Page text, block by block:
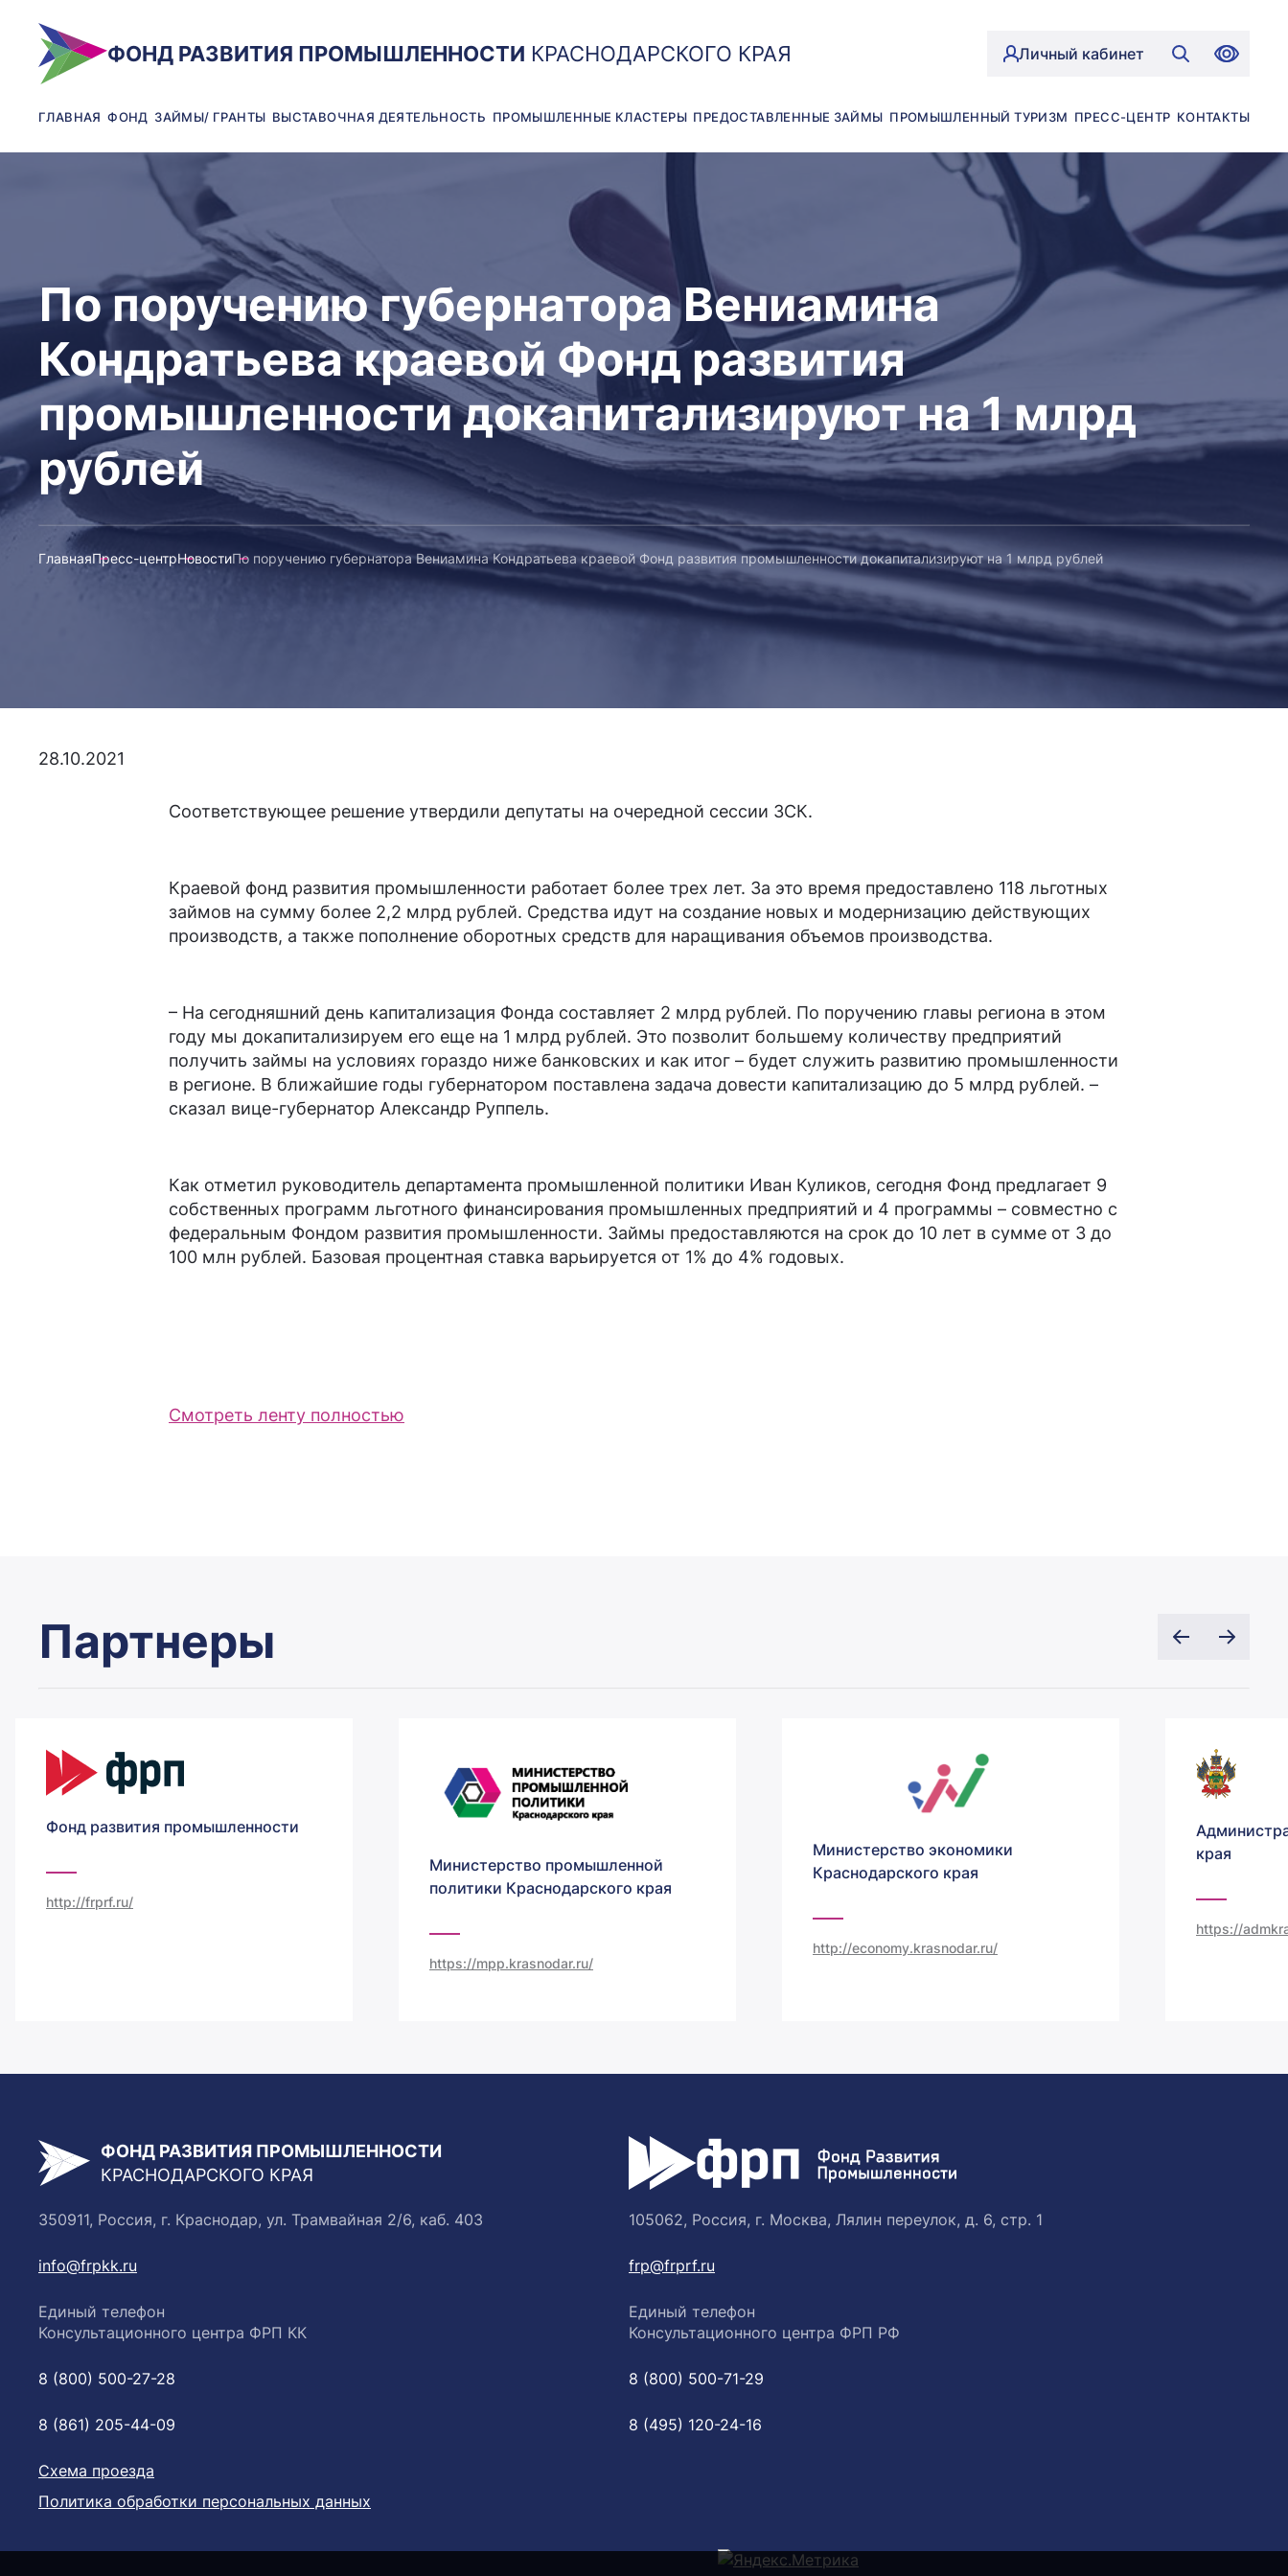
ФОНД РАЗВИТИЯ ПРОМЫШЛЕННОСТИ КРАСНОДАРСКОГО КРАЯ Личный кабинет
ГЛАВНАЯ ФОНД ЗАЙМЫ/ ГРАНТЫ ВЫСТАВОЧНАЯ ДЕЯТЕЛЬНОСТЬ ПРОМЫШЛЕННЫЕ КЛАСТЕРЫ ПРЕДОСТАВЛЕННЫЕ ЗАЙМЫ ПРОМЫШЛЕННЫЙ ТУРИЗМ ПРЕСС-ЦЕНТР КОНТАКТЫ
По поручению губернатора Вениамина
Кондратьева краевой Фонд развития
промышленности докапитализируют на 1 млрд
рублей
ГлавнаяПресс-центрНовостиПо поручению губернатора Вениамина Кондратьева краевой Фонд развития промышленности докапитализируют на 1 млрд рублей
28.10.2021
Соответствующее решение утвердили депутаты на очередной сессии ЗСК.
Краевой фонд развития промышленности работает более трех лет. За это время предоставлено 118 льготных
займов на сумму более 2,2 млрд рублей. Средства идут на создание новых и модернизацию действующих
производств, а также пополнение оборотных средств для наращивания объемов производства.
– На сегодняшний день капитализация Фонда составляет 2 млрд рублей. По поручению главы региона в этом
году мы докапитализируем его еще на 1 млрд рублей. Это позволит большему количеству предприятий
получить займы на условиях гораздо ниже банковских и как итог – будет служить развитию промышленности
в регионе. В ближайшие годы губернатором поставлена задача довести капитализацию до 5 млрд рублей. –
сказал вице-губернатор Александр Руппель.
Как отметил руководитель департамента промышленной политики Иван Куликов, сегодня Фонд предлагает 9
собственных программ льготного финансирования промышленных предприятий и 4 программы – совместно с
федеральным Фондом развития промышленности. Займы предоставляются на срок до 10 лет в сумме от 3 до
100 млн рублей. Базовая процентная ставка варьируется от 1% до 4% годовых.
Смотреть ленту полностью
Партнеры
Фонд развития промышленности
http://frprf.ru/
Министерство промышленной
политики Краснодарского края
https://mpp.krasnodar.ru/
Министерство экономики
Краснодарского края
http://economy.krasnodar.ru/
края
https://
ФОНД РАЗВИТИЯ ПРОМЫШЛЕННОСТИ
КРАСНОДАРСКОГО КРАЯ
350911, Россия, г. Краснодар, ул. Трамвайная 2/6, каб. 403
info@frpkk.ru
Единый телефон
Консультационного центра ФРП КК
8 (800) 500-27-28
8 (861) 205-44-09
Схема проезда
Политика обработки персональных данных
105062, Россия, г. Москва, Лялин переулок, д. 6, стр. 1
frp@frprf.ru
Единый телефон
Консультационного центра ФРП РФ
8 (800) 500-71-29
8 (495) 120-24-16